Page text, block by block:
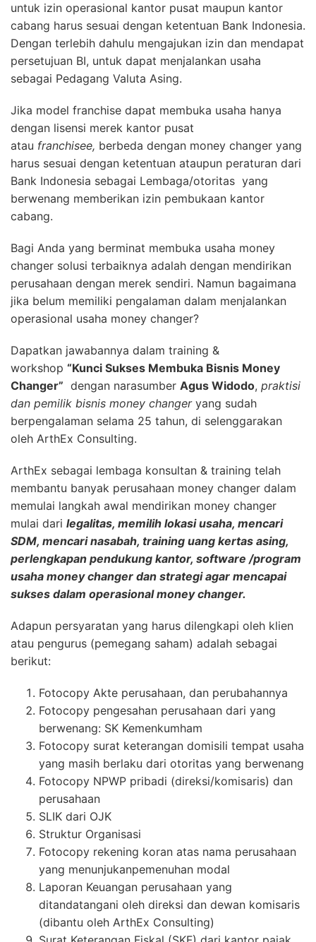
untuk izin operasional kantor pusat maupun kantor
cabang harus sesuai dengan ketentuan Bank Indonesia.
Dengan terlebih dahulu mengajukan izin dan mendapat
persetujuan BI, untuk dapat menjalankan usaha
sebagai Pedagang Valuta Asing.
Jika model franchise dapat membuka usaha hanya
dengan lisensi merek kantor pusat
atau franchisee, berbeda dengan money changer yang
harus sesuai dengan ketentuan ataupun peraturan dari
Bank Indonesia sebagai Lembaga/otoritas yang
berwenang memberikan izin pembukaan kantor
cabang.
Bagi Anda yang berminat membuka usaha money
changer solusi terbaiknya adalah dengan mendirikan
perusahaan dengan merek sendiri. Namun bagaimana
jika belum memiliki pengalaman dalam menjalankan
operasional usaha money changer?
Dapatkan jawabannya dalam training &
workshop “Kunci Sukses Membuka Bisnis Money
Changer” dengan narasumber Agus Widodo, praktisi
dan pemilik bisnis money changeryang sudah
berpengalaman selama 25 tahun, di selenggarakan
oleh ArthEx Consulting.
ArthEx sebagai lembaga konsultan & training telah
membantu banyak perusahaan money changer dalam
memulai langkah awal mendirikan money changer
mulai dari legalitas, memilih lokasi usaha, mencari
SDM, mencari nasabah, training uang kertas asing,
perlengkapan pendukung kantor, software /program
usaha money changer dan strategi agar mencapai
sukses dalam operasional money changer.
Adapun persyaratan yang harus dilengkapi oleh klien
atau pengurus (pemegang saham) adalah sebagai
berikut:
Fotocopy Akte perusahaan, dan perubahannya
Fotocopy pengesahan perusahaan dari yang
berwenang: SK Kemenkumham
Fotocopy surat keterangan domisili tempat usaha
yang masih berlaku dari otoritas yang berwenang
Fotocopy NPWP pribadi (direksi/komisaris) dan
perusahaan
SLIK dari OJK
Struktur Organisasi
Fotocopy rekening koran atas nama perusahaan
yang menunjukanpemenuhan modal
Laporan Keuangan perusahaan yang
ditandatangani oleh direksi dan dewan komisaris
(dibantu oleh ArthEx Consulting)